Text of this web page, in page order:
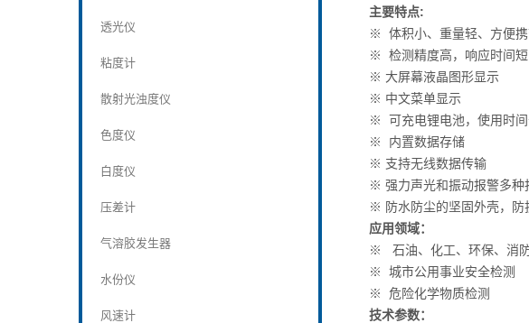
透光仪
粘度计
散射光浊度仪
色度仪
白度仪
压差计
气溶胶发生器
水份仪
风速计
主要特点:
※ 体积小、重量轻、方便
※ 检测精度高，响应时间短
※ 大屏幕液晶图形显示
※ 中文菜单显示
※ 可充电锂电池，使用时
※ 内置数据存储
※ 支持无线数据传输
※ 强力声光和振动报警多种
※ 防水防尘的坚固外壳，防
应用领域：
※ 石油、化工、环保、消
※ 城市公用事业安全检测
※ 危险化学物质检测
技术参数：